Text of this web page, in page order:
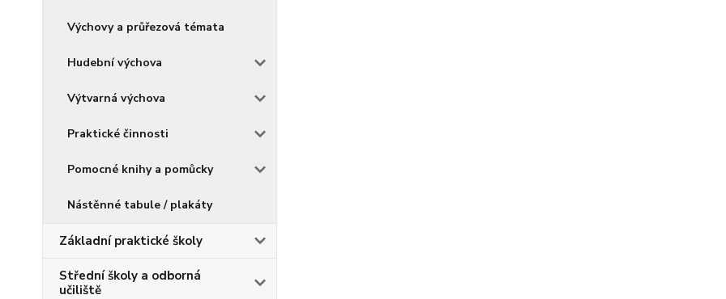
Výchovy a průřezová témata
Hudební výchova
Výtvarná výchova
Praktické činnosti
Pomocné knihy a pomůcky
Nástěnné tabule / plakáty
Základní praktické školy
Střední školy a odborná
učiliště